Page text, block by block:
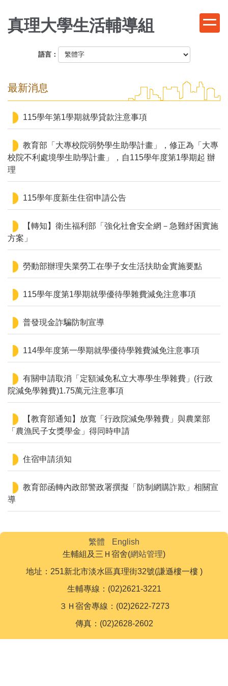
到
主
區
真理大學生活輔導組
語言：
最新消息
115學年第1學期就學貸款注意事項
教育部「大專校院弱勢學生助學計畫」，修正為「大專
校院不利處境學生助學計畫」，自115學年度第1學期起 辦
理
115學年度新生住宿申請公告
【轉知】衛生福利部「強化社會安全網－急難紓困實施
方案」
勞動部辦理失業勞工在學子女生活扶助金實施要點
115學年度第1學期就學優待學雜費減免注意事項
普發現金詐騙防制宣導
114學年度第一學期就學優待學雜費減免注意事項
有關申請取消「定額減免私立大專學生學雜費」(行政
院減免學雜費)1.75萬元注意事項
【教育部通知】放寬「行政院減免學雜費」與農業部
「農漁民子女獎學金」得同時申請
住宿申請須知
教育部函轉內政部警政署撰擬「防制網購詐欺」相關宣
導
繁體
English
生輔組及三Ｈ宿舍(網站管理)
地址：251新北市淡水區真理街32號(謙遜樓一樓 )
生輔專線：(02)2621-3221
３Ｈ宿舍專線：(02)2622-7273
傳真：(02)2628-2602